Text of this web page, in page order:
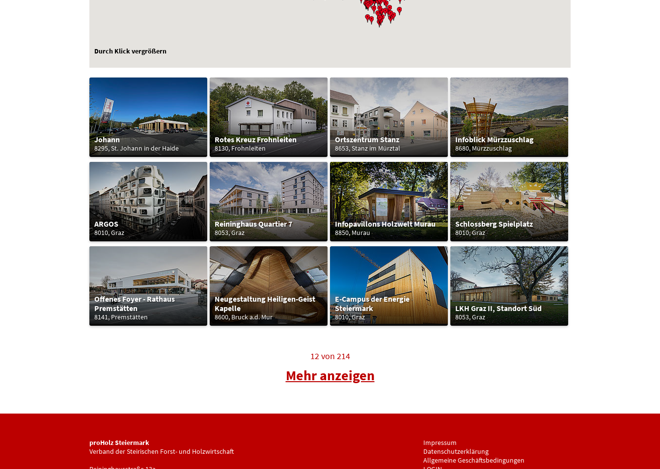
Durch Klick vergrößern
Johann
8295, St. Johann in der Haide
Rotes Kreuz Frohnleiten
8130, Frohnleiten
Ortszentrum Stanz
8653, Stanz im Mürztal
Infoblick Mürzzuschlag
8680, Mürzzuschlag
ARGOS
8010, Graz
Reininghaus Quartier 7
8053, Graz
Infopavillons Holzwelt Murau
8850, Murau
Schlossberg Spielplatz
8010, Graz
Offenes Foyer - Rathaus
Premstätten
8141, Premstätten
Neugestaltung Heiligen-Geist
Kapelle
8600, Bruck a.d. Mur
E-Campus der Energie
Steiermark
8010, Graz
LKH Graz II, Standort Süd
8053, Graz
12von 214
Mehr anzeigen
proHolz Steiermark
Verband der Steirischen Forst- und Holzwirtschaft
Impressum
Datenschutzerklärung
Allgemeine Geschäftsbedingungen